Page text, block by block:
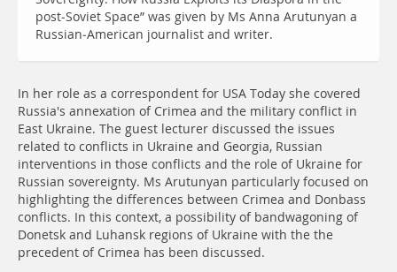
post-Soviet Space” was given by Ms Anna Arutunyan a
Russian-American journalist and writer.
In her role as a correspondent for USA Today she covered
Russia's annexation of Crimea and the military conflict in
East Ukraine. The guest lecturer discussed the issues
related to conflicts in Ukraine and Georgia, Russian
interventions in those conflicts and the role of Ukraine for
Russian sovereignty. Ms Arutunyan particularly focused on
highlighting the differences between Crimea and Donbass
conflicts. In this context, a possibility of bandwagoning of
Donetsk and Luhansk regions of Ukraine with the the
precedent of Crimea has been discussed.